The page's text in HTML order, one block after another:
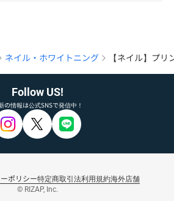
ネイル・ホワイトニング 【ネイル】プ
Follow US!
の情報は公式SNSで発信中！
ポリシー特定商取引法利用規約海外店舗
© RIZAP, Inc.